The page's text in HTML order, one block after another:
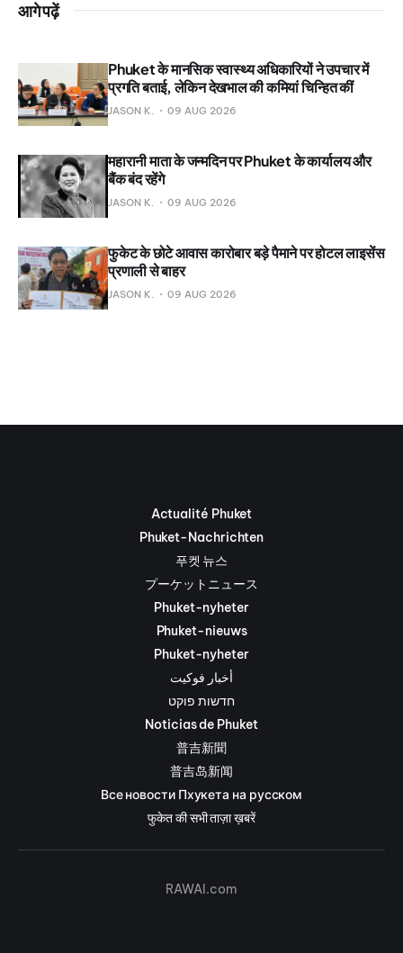
आगे पढ़ें
Phuket के मानसिक स्वास्थ्य अधिकारियों ने उपचार में
प्रगति बताई, लेकिन देखभाल की कमियां चिन्हित कीं
JASON K. 09 AUG 2026
महारानी माता के जन्मदिन पर Phuket के कार्यालय और
बैंक बंद रहेंगे
JASON K. 09 AUG 2026
फुकेट के छोटे आवास कारोबार बड़े पैमाने पर होटल लाइसेंस
प्रणाली से बाहर
JASON K. 09 AUG 2026
Actualité Phuket
Phuket-Nachrichten
푸켓 뉴스
プーケットニュース
Phuket-nyheter
Phuket-nieuws
Phuket-nyheter
أخبار فوكيت
חדשות פוקט
Noticias de Phuket
普吉新聞
普吉岛新闻
Все новости Пхукета на русском
फुकेत की सभी ताज़ा ख़बरें
RAWAI.com